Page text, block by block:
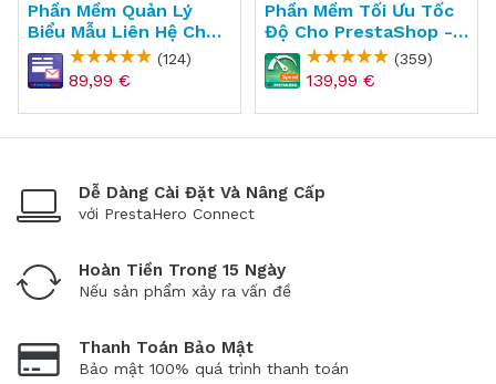
Phần Mềm Quản Lý
Biểu Mẫu Liên Hệ Cho
PrestaShop - Contact
Form Ultimate
(124)
89,99 €
Phần Mềm Tối Ưu Tốc
Độ Cho PrestaShop -
Super Speed
(359)
139,99 €
Dễ Dàng Cài Đặt Và Nâng Cấp
với PrestaHero Connect
Hoàn Tiền Trong 15 Ngày
Nếu sản phẩm xảy ra vấn đề
Thanh Toán Bảo Mật
Bảo mật 100% quá trình thanh toán